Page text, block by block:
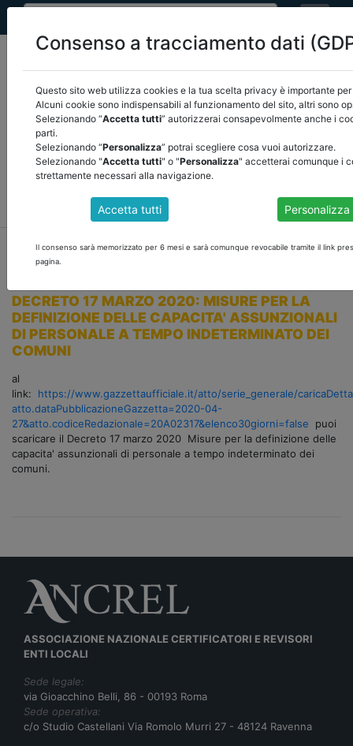
Seleziona una categoria:
COMUNICAZIONI NOVITÀ NORMATIVE
RASSEGNA STAMPA VEDI TUTTE
home notizie novità normative/torna indietro
DECRETO 17 MARZO 2020: MISURE PER LA
DEFINIZIONE DELLE CAPACITA' ASSUNZIONALI
DI PERSONALE A TEMPO INDETERMINATO DEI
COMUNI
al
link: https://www.gazzettaufficiale.it/atto/serie_generale/
atto.dataPubblicazioneGazzetta=2020-04-
27&atto.codiceRedazionale=20A02317&elenco30giorni=false puoi
scaricare il Decreto 17 marzo 2020 Misure per la definizione delle
capacita' assunzionali di personale a tempo indeterminato dei
comuni.
ASSOCIAZIONE NAZIONALE CERTIFICATORI E REVISORI
ENTI LOCALI
Sede legale:
via Gioacchino Belli, 86 - 00193 Roma
Sede operativa:
c/o Studio Castellani Via Romolo Murri 27 - 48124 Ravenna
Consenso a tracciamento dati
Questo sito web utilizza cookies e la tua scelta privacy è importante per
Alcuni cookie sono indispensabili al funzionamento del sito, altri sono
Selezionando “Accetta tutti” autorizzerai consapevolmente anche i
parti.
Selezionando “Personalizza” potrai scegliere cosa vuoi autorizzare.
Selezionando "Accetta tutti" o "Personalizza" accetterai comunque i
strettamente necessari alla navigazione.
Accetta tutti Personalizza
Il consenso sarà memorizzato per 6 mesi e sarà comunque revocabile tramite il link
pagina.